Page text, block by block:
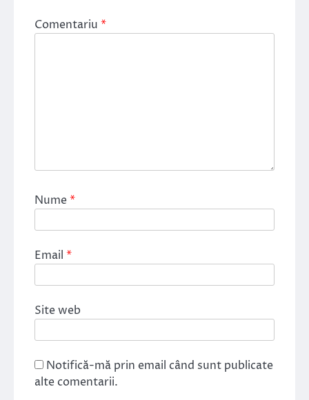
Comentariu *
Nume*
Email *
Site web
Notifică-mă prin email când sunt publicate
alte comentarii.